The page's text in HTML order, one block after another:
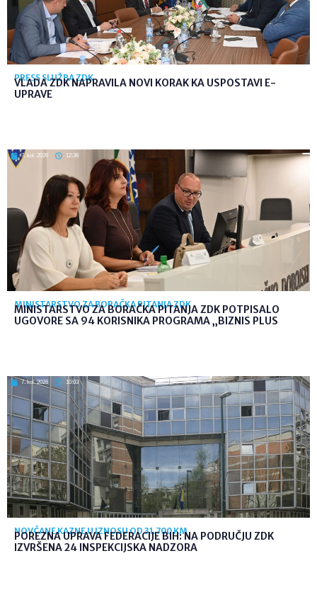
PRESS SLUŽBA ZDK
VLADA ZDK NAPRAVILA NOVI KORAK KA USPOSTAVI E-
UPRAVE
7. kol. 2026 12:36
MINISTARSTVO ZA BORAČKA PITANJA ZDK
MINISTARSTVO ZA BORAČKA PITANJA ZDK POTPISALO
UGOVORE SA 94 KORISNIKA PROGRAMA „BIZNIS PLUS
7. kol. 2026 10:03
NOVČANE KAZNE U IZNOSU OD 31.700 KM
POREZNA UPRAVA FEDERACIJE BIH: NA PODRUČJU ZDK
IZVRŠENA 24 INSPEKCIJSKA NADZORA